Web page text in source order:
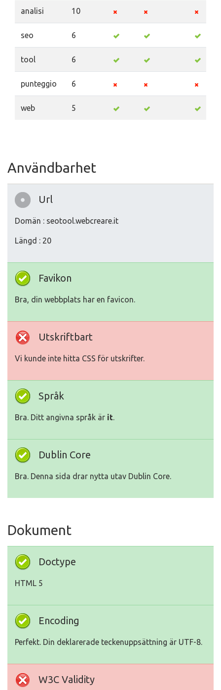
analisi 10
seo 6
tool 6
punteggio 6
web 5
Användbarhet
Url
Domän : seotool.webcreare.it
Längd : 20
Favikon
Bra, din webbplats har en favicon.
Utskriftbart
Vi kunde inte hitta CSS för utskrifter.
Språk
Bra. Ditt angivna språk är it.
Dublin Core
Bra. Denna sida drar nytta utav Dublin Core.
Dokument
Doctype
HTML 5
Encoding
Perfekt. Din deklarerade teckenuppsättning är UTF-8.
W3C Validity